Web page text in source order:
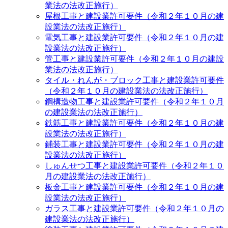
業法の法改正施行）
屋根工事と建設業許可要件（令和２年１０月の建
設業法の法改正施行）
電気工事と建設業許可要件（令和２年１０月の建
設業法の法改正施行）
管工事と建設業許可要件（令和２年１０月の建設
業法の法改正施行）
タイル・れんが・ブロック工事と建設業許可要件
（令和２年１０月の建設業法の法改正施行）
鋼構造物工事と建設業許可要件（令和２年１０月
の建設業法の法改正施行）
鉄筋工事と建設業許可要件（令和２年１０月の建
設業法の法改正施行）
鋪装工事と建設業許可要件（令和２年１０月の建
設業法の法改正施行）
しゅんせつ工事と建設業許可要件（令和２年１０
月の建設業法の法改正施行）
板金工事と建設業許可要件（令和２年１０月の建
設業法の法改正施行）
ガラス工事と建設業許可要件（令和２年１０月の
建設業法の法改正施行）